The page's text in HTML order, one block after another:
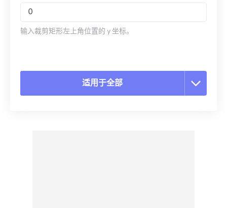
输入裁剪矩形左上角位置的 y 坐标。
适用于全部